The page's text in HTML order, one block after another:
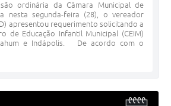
ordinária da Câmara Municipal de
nesta segunda-feira (28), o vereador
apresentou requerimento solicitando a
de Educação Infantil Municipal (CEIM)
e Indápolis. De acordo com o